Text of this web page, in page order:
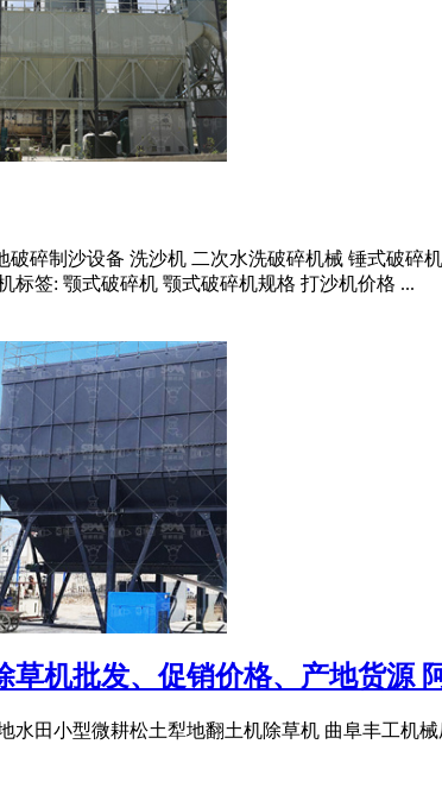
破碎制沙设备 洗沙机 二次水洗破碎机械 锤式破碎
标签: 颚式破碎机 颚式破碎机规格 打沙机价格 ...
草机批发、促销价格、产地货源
水田小型微耕松土犁地翻土机除草机 曲阜丰工机